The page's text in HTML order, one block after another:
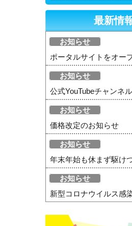
最新情
お知らせ
ポータルサイトをオー
お知らせ
公式YouTubeチャンネ
お知らせ
価格改定のお知らせ
お知らせ
年末年始も休まず駆け
お知らせ
新型コロナウイルス感